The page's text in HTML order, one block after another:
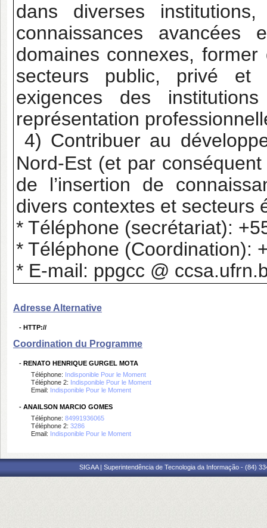
dans diverses
connaissances
domaines connexes,
secteurs public, privé et
exigences des
représentation
4) Contribuer au
Nord-Est (et par
de l’insertion de
divers contextes et secteurs
* Téléphone (secrétariat):
* Téléphone (Coordination):
* E-mail: ppgcc @
Adresse Alternative
- HTTP://
Coordination du Programme
- RENATO HENRIQUE GURGEL MOTA
Téléphone: Indisponible Pour le Moment
Téléphone 2: Indisponible Pour le Moment
Email: Indisponible Pour le Moment
- ANAILSON MARCIO GOMES
Téléphone: 84991936065
Téléphone 2: 3286
Email: Indisponible Pour le Moment
SIGAA | Superintendência de Tecnologia da Informação - (84)